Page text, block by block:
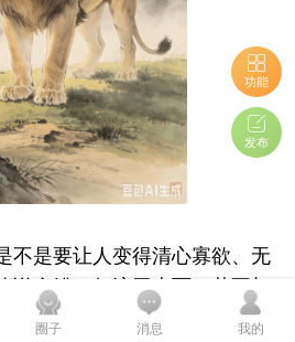
不是要让人变得清心寡欲、无
说全错，但流于表面，若不加
向偏差。
功能
发布
圈子 消息 我的